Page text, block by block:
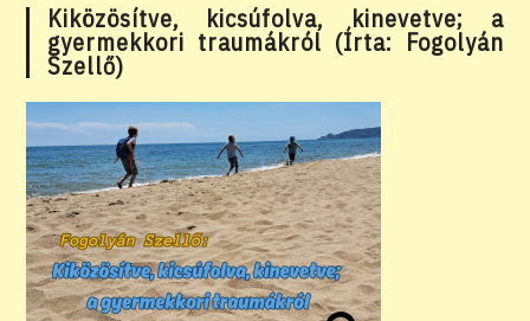
Kiközösítve, kicsúfolva, kinevetve; a
gyermekkori traumákról (Írta: Fogolyán
Szellő)